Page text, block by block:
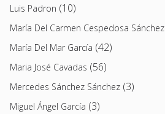
Luis Padron (10)
María Del Carmen Cespedosa Sánchez
María Del Mar García (42)
Maria José Cavadas (56)
Mercedes Sánchez Sánchez (3)
Miguel Ángel García (3)